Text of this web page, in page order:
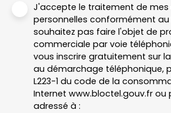
J'accepte le traitement de mes
personnelles conformément au
souhaitez pas faire l'objet de
commerciale par voie
vous inscrire gratuitement sur
au démarchage téléphonique,
L223-1 du code de la
Internet www.bloctel.gouv.fr ou
adressé à :